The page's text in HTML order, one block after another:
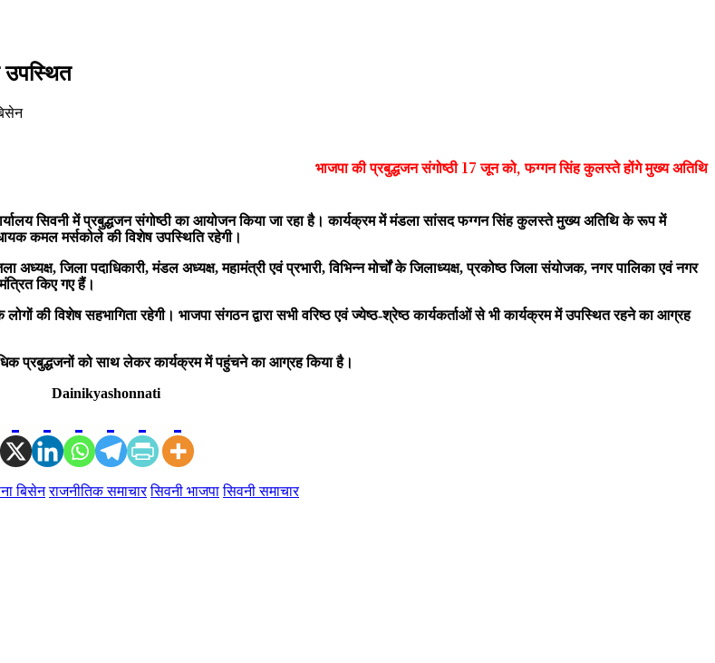
भाजपा की प्रबुद्धजन संगोष्ठी 17 जून को, फग्गन सिंह कुलस्ते होंगे मुख्य अतिथि
सिवनी में प्रबुद्धजन संगोष्ठी का आयोजन किया जा रहा है। कार्यक्रम में मंडला सांसद फग्गन सिंह कुलस्ते मुख्य अतिथि के रूप में
कमल मर्सकोले की विशेष उपस्थिति रहेगी।
जिला पदाधिकारी, मंडल अध्यक्ष, महामंत्री एवं प्रभारी, विभिन्न मोर्चों के जिलाध्यक्ष, प्रकोष्ठ जिला संयोजक, नगर पालिका एवं नगर
किए गए हैं।
की विशेष सहभागिता रहेगी। भाजपा संगठन द्वारा सभी वरिष्ठ एवं ज्येष्ठ-श्रेष्ठ कार्यकर्ताओं से भी कार्यक्रम में उपस्थित रहने का आग्रह
प्रबुद्धजनों को साथ लेकर कार्यक्रम में पहुंचने का आग्रह किया है।
Dainikyashonnati
बिसेन राजनीतिक समाचार सिवनी भाजपा सिवनी समाचार